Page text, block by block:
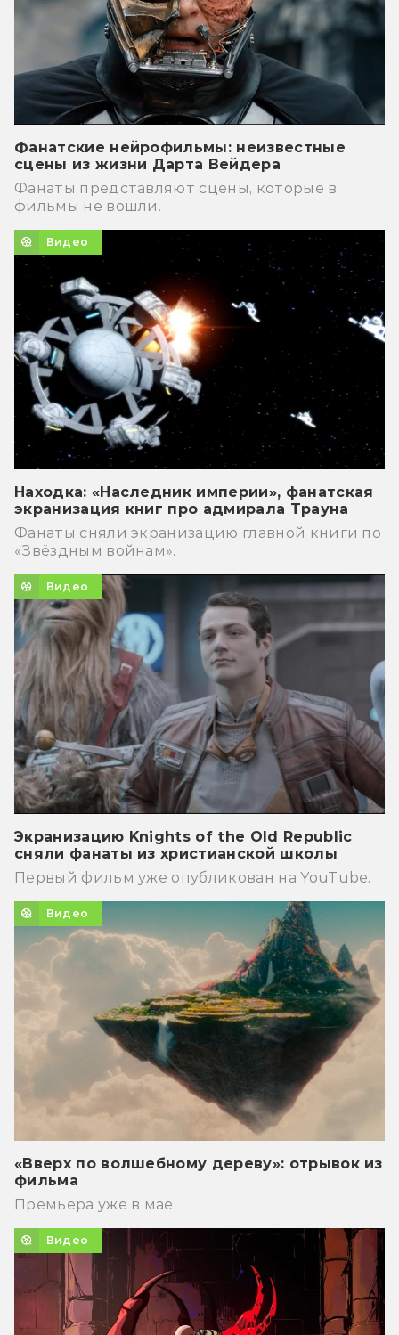
Фанатские нейрофильмы: неизвестные
сцены из жизни Дарта Вейдера
Фанаты представляют сцены, которые в
фильмы не вошли.
Видео
Находка: «Наследник империи», фанатская
экранизация книг про адмирала Трауна
Фанаты сняли экранизацию главной книги по
«Звёздным войнам».
Видео
Экранизацию Knights of the Old Republic
сняли фанаты из христианской школы
Первый фильм уже опубликован на YouTube.
Видео
«Вверх по волшебному дереву»: отрывок из
фильма
Премьера уже в мае.
Видео